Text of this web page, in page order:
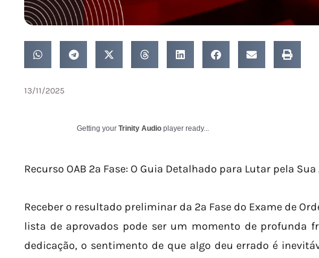
13/11/2025
Getting your Trinity Audio player ready...
Recurso OAB 2ª Fase: O Guia Detalhado para Lutar pela
Receber o resultado preliminar da 2ª Fase do Exame de
lista de aprovados pode ser um momento de profunda
dedicação, o sentimento de que algo deu errado é